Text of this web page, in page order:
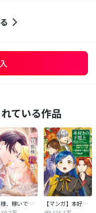
ている作品
旦那様、稼いで離婚させていただきます！
【マンガ】本好きの下剋上 第四部